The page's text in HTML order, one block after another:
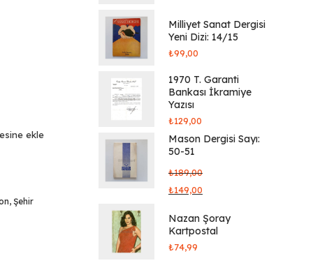
ekle
, Şehir
Milliyet Sanat Dergisi
Yeni Dizi: 14/15
₺99,00
1970 T. Garanti
Bankası İkramiye
Yazısı
₺129,00
Mason Dergisi Sayı:
50-51
₺189,00
₺149,00
Nazan Şoray
Kartpostal
₺74,99